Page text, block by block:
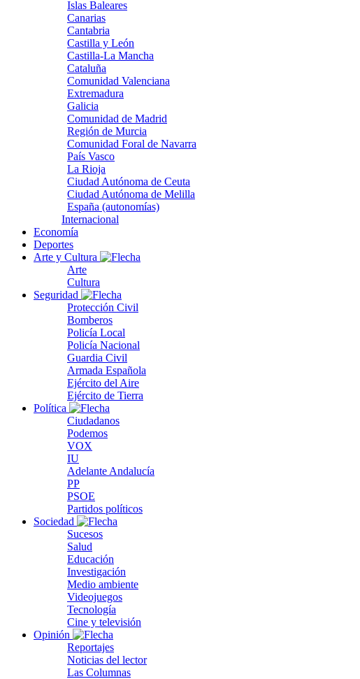
Islas Baleares
Canarias
Cantabria
Castilla y León
Castilla-La Mancha
Cataluña
Comunidad Valenciana
Extremadura
Galicia
Comunidad de Madrid
Región de Murcia
Comunidad Foral de Navarra
País Vasco
La Rioja
Ciudad Autónoma de Ceuta
Ciudad Autónoma de Melilla
España (autonomías)
Internacional
Economía
Deportes
Arte y Cultura
Arte
Cultura
Seguridad
Protección Civil
Bomberos
Policía Local
Policía Nacional
Guardia Civil
Armada Española
Ejército del Aire
Ejército de Tierra
Política
Ciudadanos
Podemos
VOX
IU
Adelante Andalucía
PP
PSOE
Partidos políticos
Sociedad
Sucesos
Salud
Educación
Investigación
Medio ambiente
Videojuegos
Tecnología
Cine y televisión
Opinión
Reportajes
Noticias del lector
Las Columnas